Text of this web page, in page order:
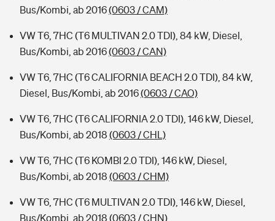
Bus/Kombi, ab 2016(0603 / CAM)
VW T6, 7HC (T6 MULTIVAN 2.0 TDI), 84 kW, Diesel,
Bus/Kombi, ab 2016(0603 / CAN)
VW T6, 7HC (T6 CALIFORNIA BEACH 2.0 TDI), 84 kW,
Diesel, Bus/Kombi, ab 2016(0603 / CAO)
VW T6, 7HC (T6 CALIFORNIA 2.0 TDI), 146 kW, Diesel,
Bus/Kombi, ab 2018 (0603 / CHL)
VW T6, 7HC (T6 KOMBI 2.0 TDI), 146 kW, Diesel,
Bus/Kombi, ab 2018 (0603 / CHM)
VW T6, 7HC (T6 MULTIVAN 2.0 TDI), 146 kW, Diesel,
Bus/Kombi, ab 2018 (0603 / CHN)